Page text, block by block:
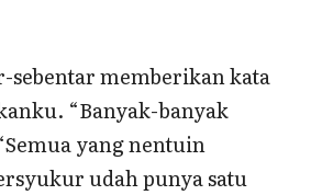
sebentar memberikan kata
“Banyak-banyak
yang nentuin
udah punya satu